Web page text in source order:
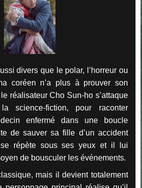
divers que le polar, l’horreur ou
coréen n’a plus à prouver son
réalisateur Cho Sun-ho s’attaque
science-fiction, pour raconter
enfermé dans une boucle
de sauver sa fille d’un accident
répète sous ses yeux et il lui
de bousculer les événements.
mais il devient totalement